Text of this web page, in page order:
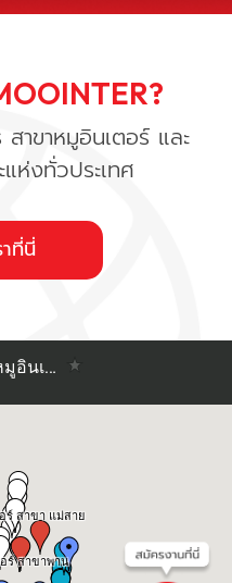
าขาหมูอินเตอร์ และ
ห่งทั่วประเทศ
ที่นี่